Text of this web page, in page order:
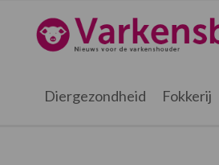
hoofdnavigatie
hoofd
voettekst
Varkensbedrijf.nl
Diergezondheid Fokkerij